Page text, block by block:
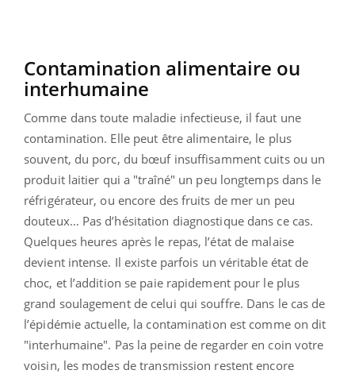
Contamination alimentaire ou
interhumaine
Comme dans toute maladie infectieuse, il faut une
contamination. Elle peut être alimentaire, le plus
souvent, du porc, du bœuf insuffisamment cuits ou un
produit laitier qui a "traîné" un peu longtemps dans le
réfrigérateur, ou encore des fruits de mer un peu
douteux… Pas d’hésitation diagnostique dans ce cas.
Quelques heures après le repas, l’état de malaise
devient intense. Il existe parfois un véritable état de
choc, et l’addition se paie rapidement pour le plus
grand soulagement de celui qui souffre. Dans le cas de
l’épidémie actuelle, la contamination est comme on dit
"interhumaine". Pas la peine de regarder en coin votre
voisin, les modes de transmission restent encore